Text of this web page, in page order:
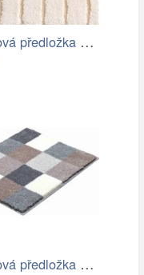
Koupelnová předložka VOGUE
Koupelnová předložka BONA